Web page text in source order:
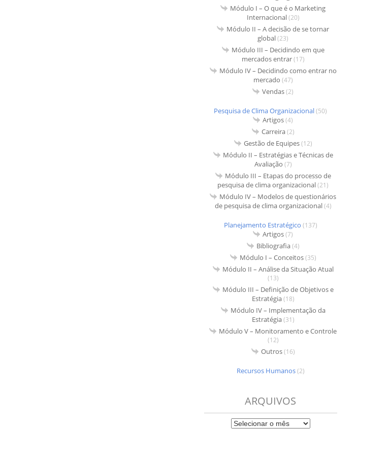
Módulo I – O que é o Marketing
Internacional(20)
Módulo II – A decisão de se tornar
global(23)
Módulo III – Decidindo em que
mercados entrar(17)
Módulo IV – Decidindo como entrar no
mercado (47)
Vendas(2)
Pesquisa de Clima Organizacional(50)
Artigos(4)
Carreira(2)
Gestão de Equipes(12)
Módulo II – Estratégias e Técnicas de
Avaliação (7)
Módulo III – Etapas do processo de
pesquisa de clima organizacional(21)
Módulo IV – Modelos de questionários
de pesquisa de clima organizacional(4)
Planejamento Estratégico (137)
Artigos(7)
Bibliografia(4)
Módulo I – Conceitos(35)
Módulo II – Análise da Situação Atual
(13)
Módulo III – Definição de Objetivos e
Estratégia(18)
Módulo IV – Implementação da
Estratégia(31)
Módulo V – Monitoramento e Controle
(12)
Outros(16)
Recursos Humanos(2)
ARQUIVOS